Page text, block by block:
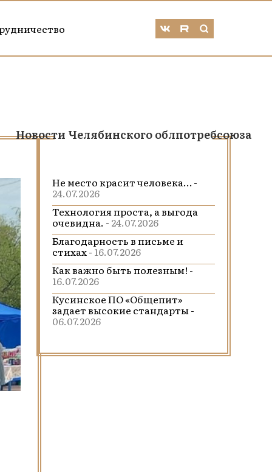
Новости Челябинского облпотребсоюза
Не место красит человека… -
24.07.2026
Технология проста, а выгода
очевидна. - 24.07.2026
Благодарность в письме и
стихах -16.07.2026
Как важно быть полезным! -
16.07.2026
Кусинское ПО «Общепит»
задает высокие стандарты -
06.07.2026